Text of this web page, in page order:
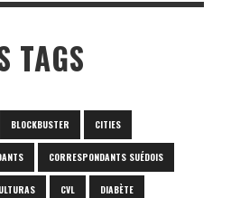
TAGS
BLOCKBUSTER CITIES
CORRESPONDANTS SUÉDOIS
CVL DIABÈTE